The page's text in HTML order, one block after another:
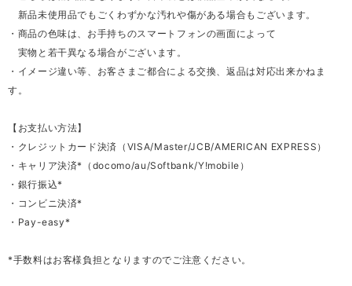
新品未使用品でもごくわずかな汚れや傷がある場合もございます。
・商品の色味は、お手持ちのスマートフォンの画面によって
実物と若干異なる場合がございます。
・イメージ違い等、お客さまご都合による交換、返品は対応出来かねま
す。
【お支払い方法】
・クレジットカード決済（VISA/Master/JCB/AMERICAN EXPRESS）
・キャリア決済*（docomo/au/Softbank/Y!mobile）
・銀行振込*
・コンビニ決済*
・Pay-easy*
*手数料はお客様負担となりますのでご注意ください。